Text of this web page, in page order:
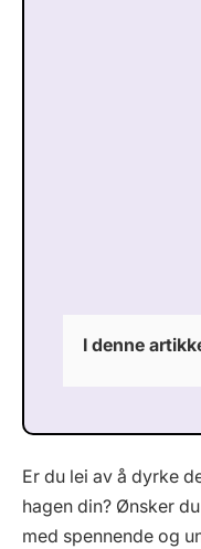
I denne
Er du lei av å dyrke
hagen din? Ønsker
med spennende og